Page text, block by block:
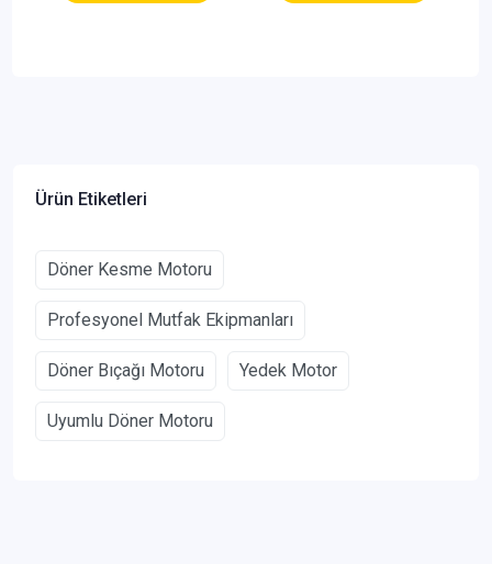
Ürün Etiketleri
Döner Kesme Motoru
Profesyonel Mutfak Ekipmanları
Döner Bıçağı Motoru Yedek Motor
Uyumlu Döner Motoru